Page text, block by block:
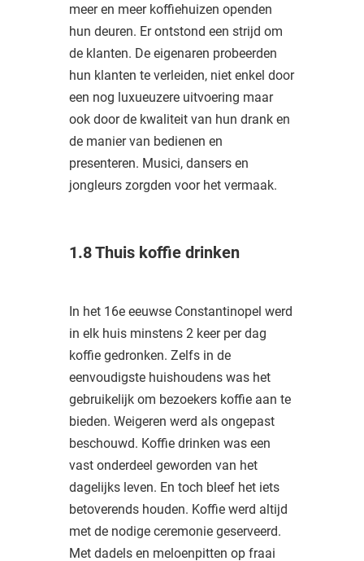
meer en meer koffiehuizen openden
hun deuren. Er ontstond een strijd om
de klanten. De eigenaren probeerden
hun klanten te verleiden, niet enkel door
een nog luxueuzere uitvoering maar
ook door de kwaliteit van hun drank en
de manier van bedienen en
presenteren. Musici, dansers en
jongleurs zorgden voor het vermaak.
1.8 Thuis koffie drinken
In het 16e eeuwse Constantinopel werd
in elk huis minstens 2 keer per dag
koffie gedronken. Zelfs in de
eenvoudigste huishoudens was het
gebruikelijk om bezoekers koffie aan te
bieden. Weigeren werd als ongepast
beschouwd. Koffie drinken was een
vast onderdeel geworden van het
dagelijks leven. En toch bleef het iets
betoverends houden. Koffie werd altijd
met de nodige ceremonie geserveerd.
Met dadels en meloenpitten op fraai